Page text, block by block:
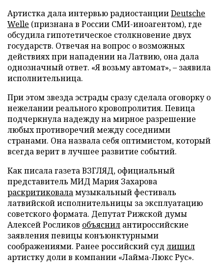
Артистка дала интервью радиостанцииDeutsche
Welle (признана в России СМИ-иноагентом), где
обсудила гипотетическое столкновение двух
государств. Отвечая на вопрос о возможных
действиях при нападении на Латвию, она дала
однозначный ответ. «Я возьму автомат», – заявила
исполнительница.
При этом звезда эстрады сразу сделала оговорку о
нежелании реального кровопролития. Певица
подчеркнула надежду на мирное разрешение
любых противоречий между соседними
странами. Она назвала себя оптимистом, который
всегда верит в лучшее развитие событий.
Как писала газета ВЗГЛЯД, официальный
представитель МИД Мария Захарова
раскритиковаламузыкальный фестиваль
латвийской исполнительницы за эксплуатацию
советского формата. Депутат Рижской думы
Алексей Росликов объяснил антироссийские
заявления певицы конъюнктурными
соображениями. Ранее российский суд лишил
артистку доли в компании «Лайма-Люкс Рус».